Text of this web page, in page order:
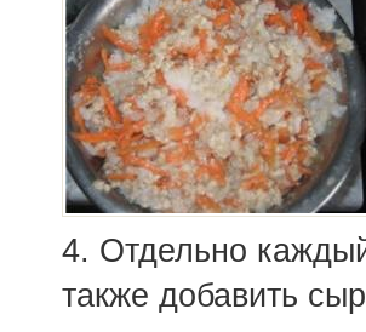
4. Отдельно
также добавить